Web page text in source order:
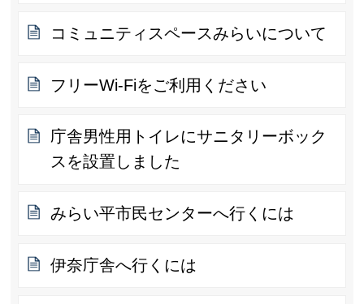
コミュニティスペースみらいについて
フリーWi-Fiをご利用ください
庁舎男性用トイレにサニタリーボック
スを設置しました
みらい平市民センターへ行くには
伊奈庁舎へ行くには